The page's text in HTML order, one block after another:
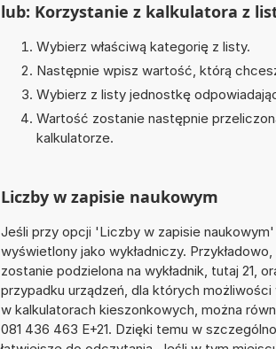
lub: Korzystanie z kalkulatora z
Wybierz właściwą kategorię z listy.
Następnie wpisz wartość, którą
Wybierz z listy jednostkę
Wartość zostanie następnie
kalkulatorze.
Liczby w zapisie naukowym
Jeśli przy opcji 'Liczby w zapisie
wyświetlony jako wykładniczy.
zostanie podzielona na wykładnik, tutaj 21,
przypadku urządzeń, dla których
w kalkulatorach kieszonkowych, można
081 436 463 E+21. Dzięki temu w